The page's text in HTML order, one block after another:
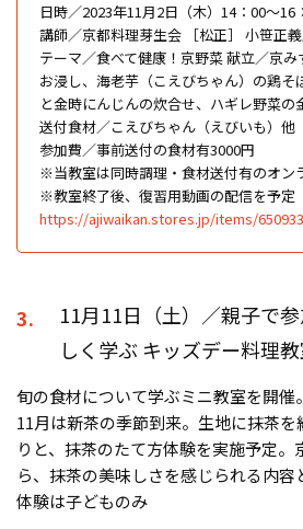
日時／2023年11月2日（木）14：00〜16
講師／京都料理芽生会 ［松正］ 小笹正
テーマ／食べて健康！京野菜 献立／京
お浸し、海老芋（こえびちゃん）の鶏そ
と金時にんじんの炊合せ、ハギレ野菜の
送付食材／こえびちゃん（えびいも）他
参加費／事前送付の食材有3000円
※当教室は同時調理・食材送付有のオン
※教室終了後、復習用動画の配信を予定
https://ajiwaikan.stores.jp/items/
3.
11月11日（土）／親子で
しく学ぶ キッズデー料理
旬の食材について学ぶミニ教室を開催。
11月は新茶の季節到来。生地に抹茶
りと、抹茶のたて方体験を実施予定
ら、抹茶の美味しさを感じられる内
体験は子どものみ